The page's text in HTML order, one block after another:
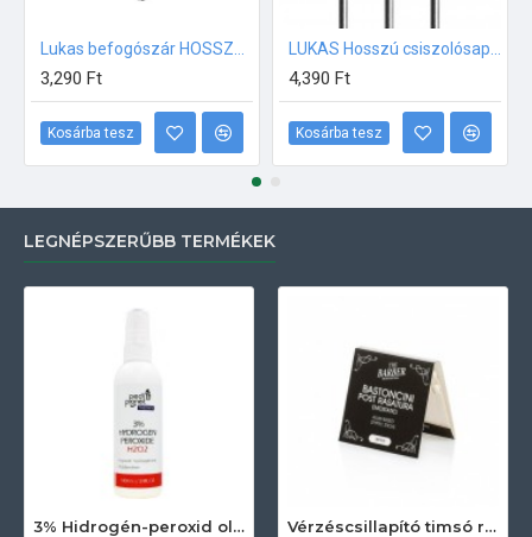
3,290 Ft
Kosárba tesz
4,390 Ft
Kosárba tesz
LEGNÉPSZERŰBB TERMÉKEK
3% Hidrogén-peroxid oldat (sebfertőtlenítő) 100ml
Vérzéscsillapító timsó rúd 20db